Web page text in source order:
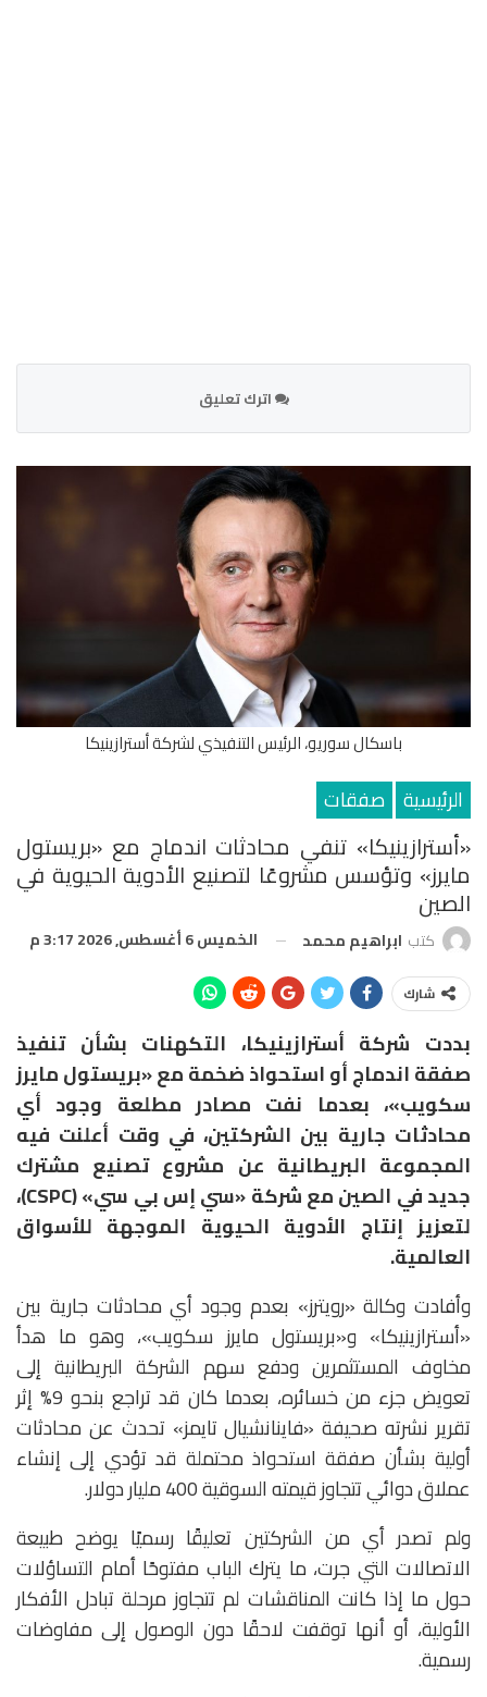
اترك تعليق
باسكال سوريو، الرئيس التنفيذي لشركة أسترازينيكا
الرئيسية صفقات
«أسترازينيكا» تنفي محادثات اندماج مع «بريستول
مايرز» وتؤسس مشروعًا لتصنيع الأدوية الحيوية في
الصين
كتب ابراهيم محمد الخميس 6 أغسطس, 2026 3:17 م
شارك
بددت شركة أسترازينيكا، التكهنات بشأن تنفيذ
صفقة اندماج أو استحواذ ضخمة مع «بريستول مايرز
سكويب»، بعدما نفت مصادر مطلعة وجود أي
محادثات جارية بين الشركتين، في وقت أعلنت فيه
المجموعة البريطانية عن مشروع تصنيع مشترك
جديد في الصين مع شركة «سي إس بي سي» (CSPC)،
لتعزيز إنتاج الأدوية الحيوية الموجهة للأسواق
العالمية.
وأفادت وكالة «رويترز» بعدم وجود أي محادثات جارية بين
«أسترازينيكا» و«بريستول مايرز سكويب»، وهو ما هدأ
مخاوف المستثمرين ودفع سهم الشركة البريطانية إلى
تعويض جزء من خسائره، بعدما كان قد تراجع بنحو 9% إثر
تقرير نشرته صحيفة «فاينانشيال تايمز» تحدث عن محادثات
أولية بشأن صفقة استحواذ محتملة قد تؤدي إلى إنشاء
عملاق دوائي تتجاوز قيمته السوقية 400 مليار دولار.
ولم تصدر أي من الشركتين تعليقًا رسميًا يوضح طبيعة
الاتصالات التي جرت، ما يترك الباب مفتوحًا أمام التساؤلات
حول ما إذا كانت المناقشات لم تتجاوز مرحلة تبادل الأفكار
الأولية، أو أنها توقفت لاحقًا دون الوصول إلى مفاوضات
رسمية.